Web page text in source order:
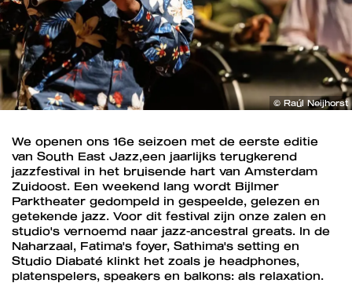
© Raúl Neijhorst
We openen ons 16e seizoen met de eerste editie
van South East Jazz,een jaarlijks terugkerend
jazzfestival in het bruisende hart van Amsterdam
Zuidoost. Een weekend lang wordt Bijlmer
Parktheater gedompeld in gespeelde, gelezen en
getekende jazz. Voor dit festival zijn onze zalen en
studio's vernoemd naar jazz-ancestral greats. In de
Naharzaal, Fatima's foyer, Sathima's setting en
Studio Diabaté klinkt het zoals je headphones,
platenspelers, speakers en balkons: als relaxation.